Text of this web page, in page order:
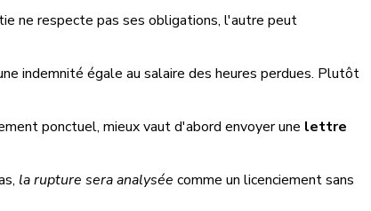
ne respecte pas ses obligations, l'autre peut
indemnité égale au salaire des heures perdues. Plutôt
ponctuel, mieux vaut d'abord envoyer une lettre
la rupture sera analysée comme un licenciement sans